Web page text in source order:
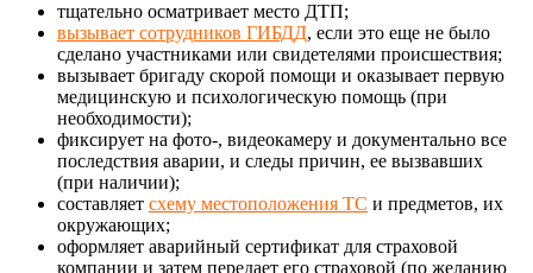
тщательно осматривает место ДТП;
вызывает сотрудников ГИБДД, если это еще не было
сделано участниками или свидетелями происшествия;
вызывает бригаду скорой помощи и оказывает первую
медицинскую и психологическую помощь (при
необходимости);
фиксирует на фото-, видеокамеру и документально все
последствия аварии, и следы причин, ее вызвавших
(при наличии);
составляет схему местоположения ТС и предметов, их
окружающих;
оформляет аварийный сертификат для страховой
компании и затем передает его страховой (по желанию